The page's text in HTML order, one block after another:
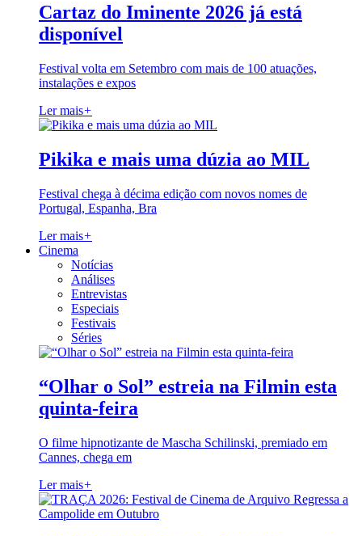
Cartaz do Iminente 2026 já está
disponível
Festival volta em Setembro com mais de 100 atuações,
instalações e expos
Ler mais+
Pikika e mais uma dúzia ao MIL
Festival chega à décima edição com novos nomes de
Portugal, Espanha, Bra
Ler mais+
Cinema
Notícias
Análises
Entrevistas
Especiais
Festivais
Séries
“Olhar o Sol” estreia na Filmin esta
quinta-feira
O filme hipnotizante de Mascha Schilinski, premiado em
Cannes, chega em
Ler mais+